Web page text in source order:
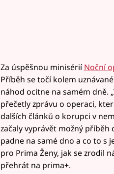
Za úspěšnou minisériíNoční
Příběh se točí kolem
náhod ocitne na samém dně.
přečetly zprávu o operaci,
dalších článků o korupci v
začaly vyprávět možný
padne na samé dno a co to s
pro Prima Ženy, jak se zrodil
přehrát na prima+.